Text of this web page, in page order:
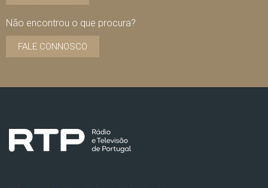
Não encontrou o que procura?
FALE CONNOSCO